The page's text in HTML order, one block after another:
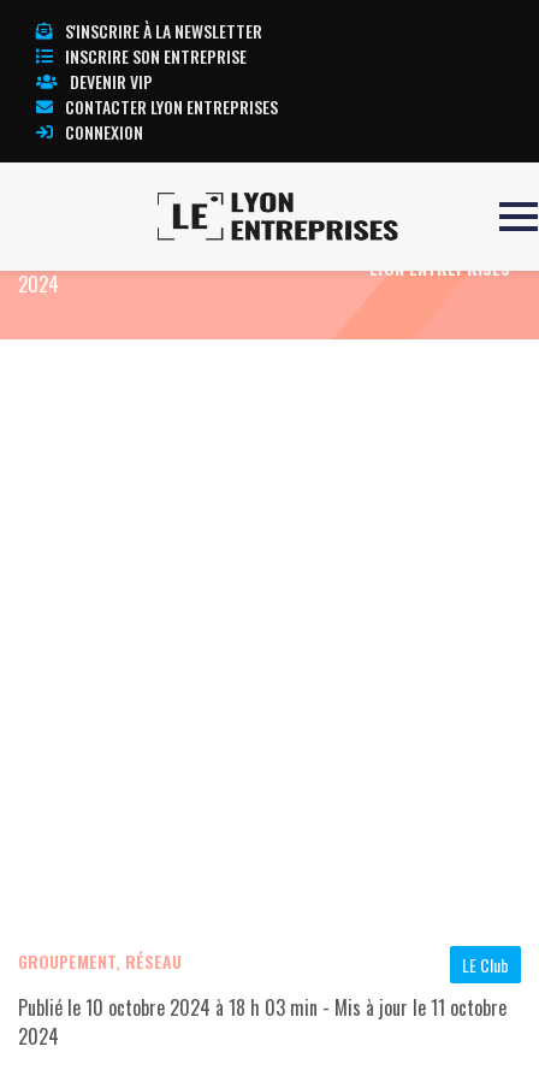
S'INSCRIRE À LA NEWSLETTER
INSCRIRE SON ENTREPRISE
DEVENIR VIP
CONTACTER LYON ENTREPRISES
CONNEXION
Le Club Les Plaisirs Gourmands par
2024
TOUTE L’ACTUALITÉ
LYON ENTREPRISES
LE Club
GROUPEMENT, RÉSEAU
Publié le10 octobre 2024 à 18 h 03 min - Mis à jour le11 octobre
2024